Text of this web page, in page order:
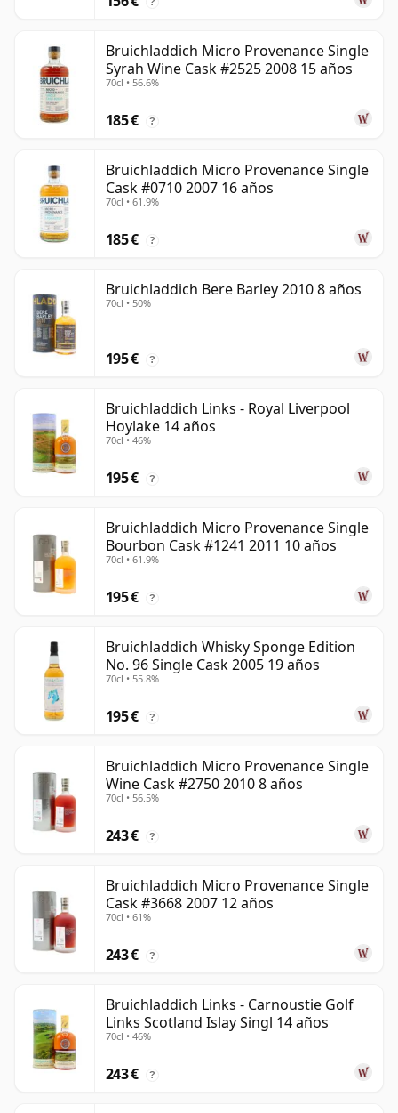
Bruichladdich Micro Provenance Single
Syrah Wine Cask #2525 2008 15 años
70cl • 56.6%
185 € ?
Bruichladdich Micro Provenance Single
Cask #0710 2007 16 años
70cl • 61.9%
185 € ?
Bruichladdich Bere Barley 2010 8 años
70cl • 50%
195 € ?
Bruichladdich Links - Royal Liverpool
Hoylake 14 años
70cl • 46%
195 € ?
Bruichladdich Micro Provenance Single
Bourbon Cask #1241 2011 10 años
70cl • 61.9%
195 € ?
Bruichladdich Whisky Sponge Edition
No. 96 Single Cask 2005 19 años
70cl • 55.8%
195 € ?
Bruichladdich Micro Provenance Single
Wine Cask #2750 2010 8 años
70cl • 56.5%
243 € ?
Bruichladdich Micro Provenance Single
Cask #3668 2007 12 años
70cl • 61%
243 € ?
Bruichladdich Links - Carnoustie Golf
Links Scotland Islay Singl 14 años
70cl • 46%
243 € ?